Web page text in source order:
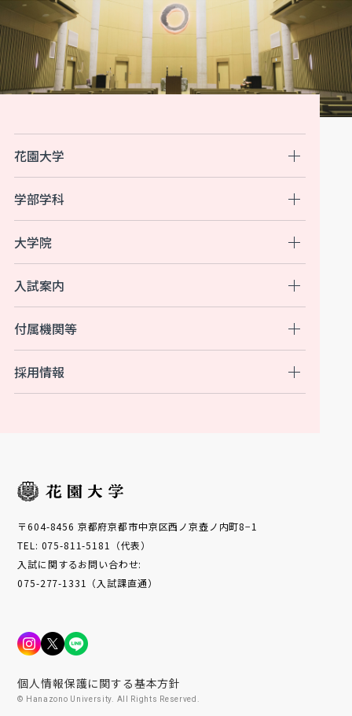
花園大学
入試案内
付属機関等
学部学科
大学院
採用情報
〒604-8456 京都府京都市中京区西ノ京壺ノ内町8−1
TEL: 075-811-5181（代表）
入試に関するお問い合わせ:
075-277-1331（入試課直通）
個人情報保護に関する基本方針
© Hanazono University. All Rights Reserved.